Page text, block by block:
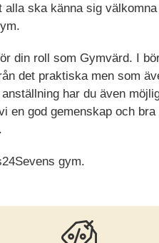
ska känna sig
din roll som Gymvärd. I
det praktiska men som
har du även
en god gemenskap och
gym.